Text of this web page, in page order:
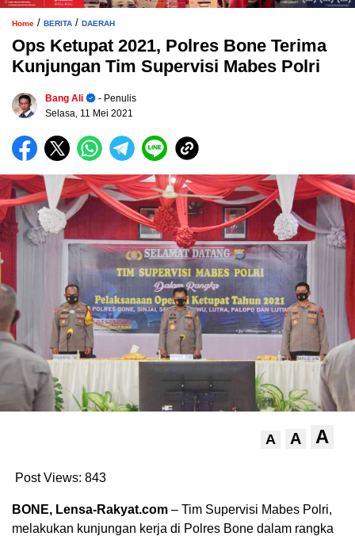
Home / BERITA / DAERAH
Ops Ketupat 2021, Polres Bone Terima
Kunjungan Tim Supervisi Mabes Polri
Bang Ali
- Penulis
Selasa, 11 Mei 2021
A A A
Post Views: 843
BONE, Lensa-Rakyat.com – Tim Supervisi Mabes Polri,
melakukan kunjungan kerja di Polres Bone dalam rangka